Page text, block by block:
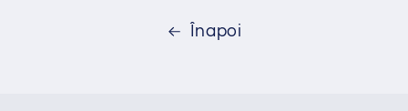
Înapoi